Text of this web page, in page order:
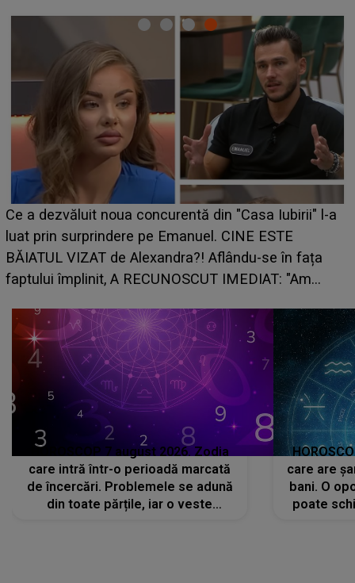
concurentă din "Casa Iubirii" l-a
pe Emanuel. CINE ESTE
de Alexandra?! Aflându-se în fața
RECUNOSCUT IMEDIAT: "Am
HOROSCOP de
care riscă să
grabă îi aduce
planurile peste
HOROSCOP 7 august 2026. Zodia
care intră într-o perioadă marcată
de încercări. Problemele se adună
din toate părțile, iar o veste
care are
bani. O
poate